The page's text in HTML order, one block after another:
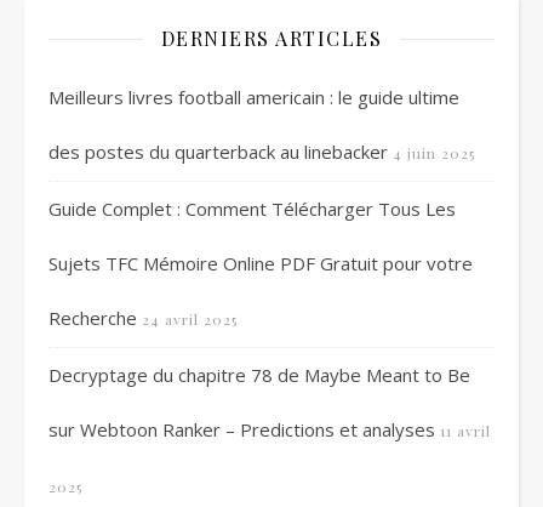
DERNIERS ARTICLES
Meilleurs livres football americain : le guide ultime
des postes du quarterback au linebacker 4 juin 2025
Guide Complet : Comment Télécharger Tous Les
Sujets TFC Mémoire Online PDF Gratuit pour votre
Recherche 24 avril 2025
Decryptage du chapitre 78 de Maybe Meant to Be
sur Webtoon Ranker – Predictions et analyses 11 avril
2025